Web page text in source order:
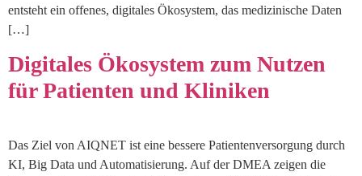
entsteht ein offenes, digitales Ökosystem, das medizinische Daten
[…]
Digitales Ökosystem zum Nutzen
für Patienten und Kliniken
Das Ziel von AIQNET ist eine bessere Patientenversorgung durch
KI, Big Data und Automatisierung. Auf der DMEA zeigen die